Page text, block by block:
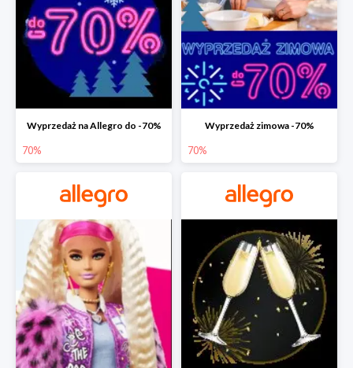
Wyprzedaż na Allegro do -70%
70%
Wyprzedaż zimowa -70%
70%